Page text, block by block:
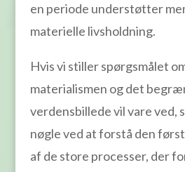
en periode understøtter
materielle livsholdning.
Hvis vi stiller spørgsmålet
materialismen og det
verdensbillede vil vare ved,
nøgle ved at forstå den
af de store processer, der